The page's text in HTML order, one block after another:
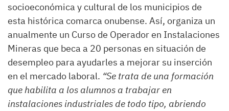
socioeconómica y cultural de los municipios de
esta histórica comarca onubense. Así, organiza un
anualmente un Curso de Operador en Instalaciones
Mineras que beca a 20 personas en situación de
desempleo para ayudarles a mejorar su inserción
en el mercado laboral. “Se trata de una formación
que habilita a los alumnos a trabajar en
instalaciones industriales de todo tipo, abriendo